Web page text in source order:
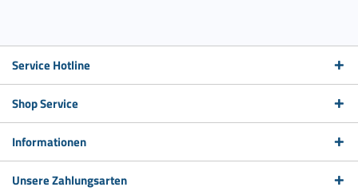
Service Hotline
Shop Service
Informationen
Unsere Zahlungsarten